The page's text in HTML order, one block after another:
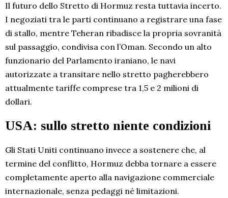
Il futuro dello Stretto di Hormuz resta tuttavia incerto.
I negoziati tra le parti continuano a registrare una fase
di stallo, mentre Teheran ribadisce la propria sovranità
sul passaggio, condivisa con l’Oman. Secondo un alto
funzionario del Parlamento iraniano, le navi
autorizzate a transitare nello stretto pagherebbero
attualmente tariffe comprese tra 1,5 e 2 milioni di
dollari.
USA: sullo stretto niente condizioni
Gli Stati Uniti continuano invece a sostenere che, al
termine del conflitto, Hormuz debba tornare a essere
completamente aperto alla navigazione commerciale
internazionale, senza pedaggi né limitazioni.